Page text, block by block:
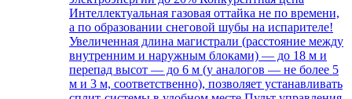
Интеллектуальная газовая оттайка не по времени,
а по образовании снеговой шубы на испарителе!
Увеличенная длина магистрали (расстояние между
внутренним и наружным блоками) — до 18 м и
перепад высот — до 6 м (у аналогов — не более 5
м и 3 м, соответственно), позволяет устанавливать